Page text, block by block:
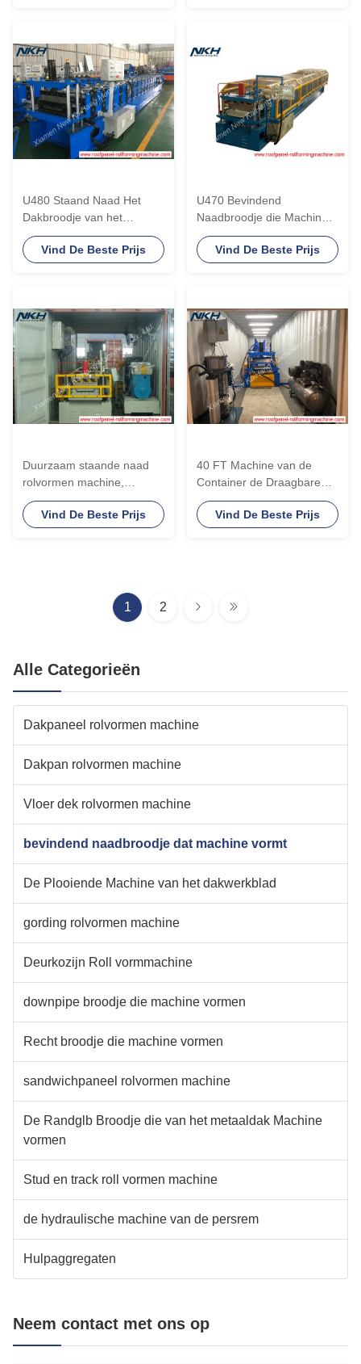
U480 Staand Naad Het
Dakbroodje van het
naaddak / Staalprofiel die
Machine vormen
Vind De Beste Prijs
U470 Bevindend
Naadbroodje die Machine
met het Bevestigen van
Klem vormen 12 Maanden
Vind De Beste Prijs
Duurzaam staande naad
rolvormen machine,
dakpaneel rolvormen
machine
Vind De Beste Prijs
40 FT Machine van de
Container de Draagbare
Bevindende Naad voor
Snel Dakwerksysteem
Vind De Beste Prijs
1 2
Alle Categorieën
Dakpaneel rolvormen machine
Dakpan rolvormen machine
Vloer dek rolvormen machine
bevindend naadbroodje dat machine vormt
De Plooiende Machine van het dakwerkblad
gording rolvormen machine
Deurkozijn Roll vormmachine
downpipe broodje die machine vormen
Recht broodje die machine vormen
sandwichpaneel rolvormen machine
De Randglb Broodje die van het metaaldak Machine
vormen
Stud en track roll vormen machine
de hydraulische machine van de persrem
Hulpaggregaten
Neem contact met ons op